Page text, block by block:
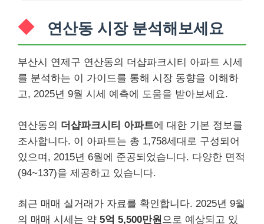
연산동 시장 분석해보세요
부산시 연제구 연산동의 더샵파크시티 아파트 시세
를 분석하는 이 가이드를 통해 시장 동향을 이해하
고, 2025년 9월 시세 예측에 도움을 받아보세요.
연산동의 더샵파크시티 아파트에 대한 기본 정보를
조사합니다. 이 아파트는 총 1,758세대로 구성되어
있으며, 2015년 6월에 준공되었습니다. 다양한 면적
(94~137)을 제공하고 있습니다.
최근 매매 실거래가 자료를 확인합니다. 2025년 9월
의 매매 시세는 약 5억 5,500만원으로 예상되고 있